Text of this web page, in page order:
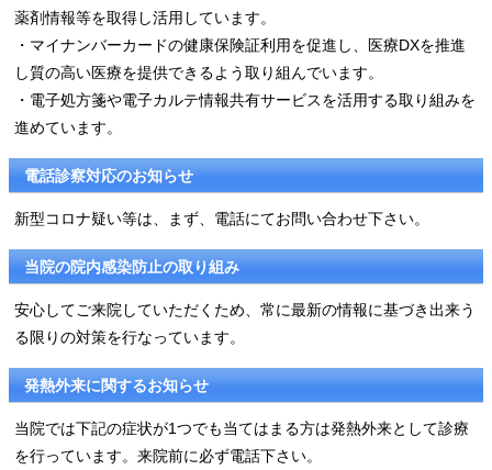
薬剤情報等を取得し活用しています。
・マイナンバーカードの健康保険証利用を促進し、医療DXを推進
し質の高い医療を提供できるよう取り組んでいます。
・電子処方箋や電子カルテ情報共有サービスを活用する取り組みを
進めています。
電話診察対応のお知らせ
新型コロナ疑い等は、まず、電話にてお問い合わせ下さい。
当院の院内感染防止の取り組み
安心してご来院していただくため、常に最新の情報に基づき出来う
る限りの対策を行なっています。
発熱外来に関するお知らせ
当院では下記の症状が1つでも当てはまる方は発熱外来として診療
を行っています。来院前に必ず電話下さい。